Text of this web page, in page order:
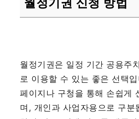
월정기권은 일정 기간 공용주
로 이용할 수 있는 좋은 선택
페이지나 구청을 통해 손쉽게
며, 개인과 사업자용으로 구분